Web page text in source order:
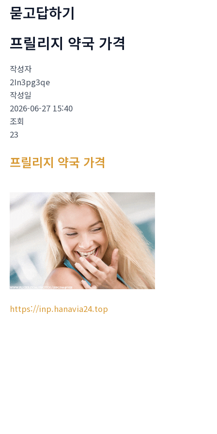
묻고답하기
프릴리지 약국 가격
작성자
2In3pg3qe
작성일
2026-06-27 15:40
조회
23
프릴리지 약국 가격
https://inp.hanavia24.top